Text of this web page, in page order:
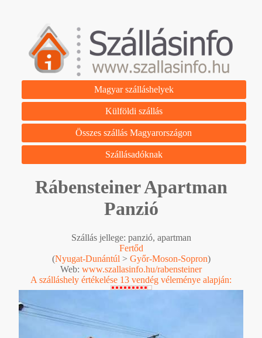
Magyar szálláshelyek
Külföldi szállás
Összes szállás Magyarországon
Szállásadóknak
Rábensteiner Apartman
Panzió
Szállás jellege: panzió, apartman
Fertőd
(Nyugat-Dunántúl > Győr-Moson-Sopron)
Web: www.szallasinfo.hu/rabensteiner
A szálláshely értékelése 13 vendég véleménye alapján: